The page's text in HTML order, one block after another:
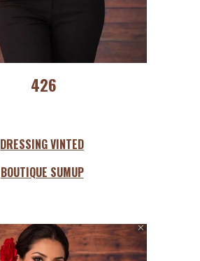
426
DRESSING VINTED
BOUTIQUE SUMUP